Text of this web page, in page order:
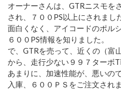
オーナーさんは、GTRニスモを
され、７００PS以上にされまし
面白くなく、アイコードのポル
６００PS情報を知りました。
で、GTRを売って、近くの（富
から、走行少ない９９７ターボ
あまりに、加速性能が、悪いの
入庫、６００ＰＳをご注文されま